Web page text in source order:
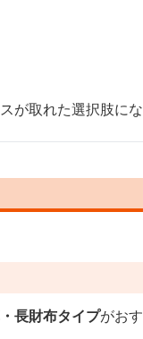
が取れた選択肢にな
長財布タイプがおす